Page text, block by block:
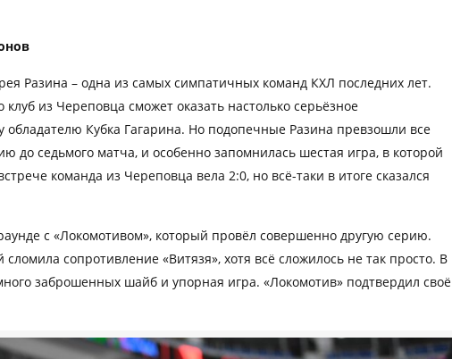
Разина – одна из самых симпатичных команд КХЛ последних лет.
из Череповца сможет оказать настолько серьёзное
Кубка Гагарина. Но подопечные Разина превзошли все
до седьмого матча, и особенно запомнилась шестая игра, в которой
команда из Череповца вела 2:0, но всё-таки в итоге сказался
с «Локомотивом», который провёл совершенно другую серию.
сопротивление «Витязя», хотя всё сложилось не так просто. В
заброшенных шайб и упорная игра. «Локомотив» подтвердил своё